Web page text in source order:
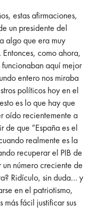
estas afirmaciones,
un presidente del
algo que era muy
como ahora,
aquí mejor
entero nos miraba
políticos hoy en el
es lo que hay que
oído recientemente a
de que “España es el
realmente es la
recuperar el PIB de
número creciente de
Ridículo, sin duda… y
en el patriotismo,
más fácil justificar sus